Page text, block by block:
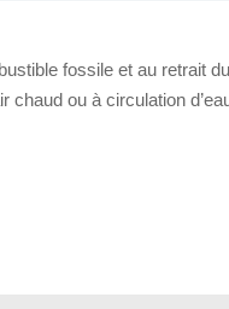
fossile et au retrait
chaud ou à circulation